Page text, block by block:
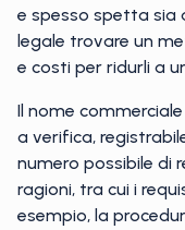
e spesso spetta sia
legale trovare un
e costi per ridurli a
Il nome
a verifica,
numero possibile di
ragioni, tra cui i
esempio, la